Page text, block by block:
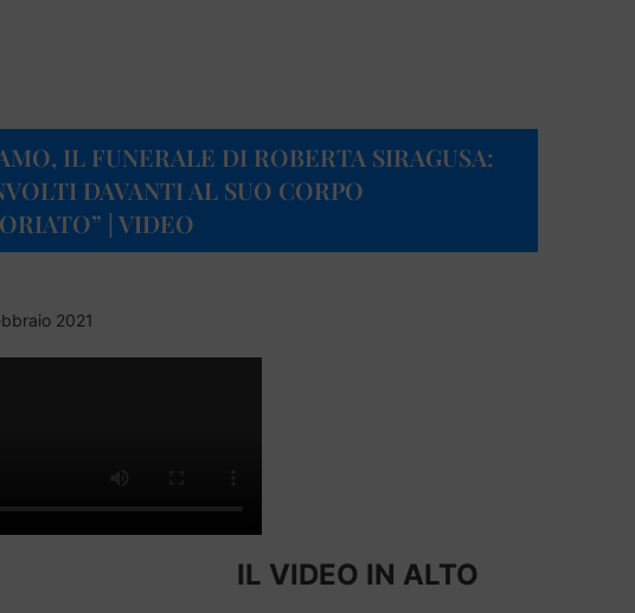
IL FUNERALE DI ROBERTA SIRAGUSA:
DAVANTI AL SUO CORPO
| VIDEO
2021
IL VIDEO IN ALTO